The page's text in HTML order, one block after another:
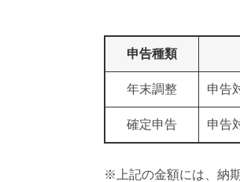
申告種類
年末調整 申告
確定申告 申告
※上記の金額には、納